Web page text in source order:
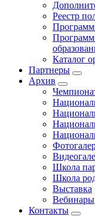
Реестр
Каталог
Партнеры
Архив
Школа
Школа
Выставка
Вебинары
Контакты